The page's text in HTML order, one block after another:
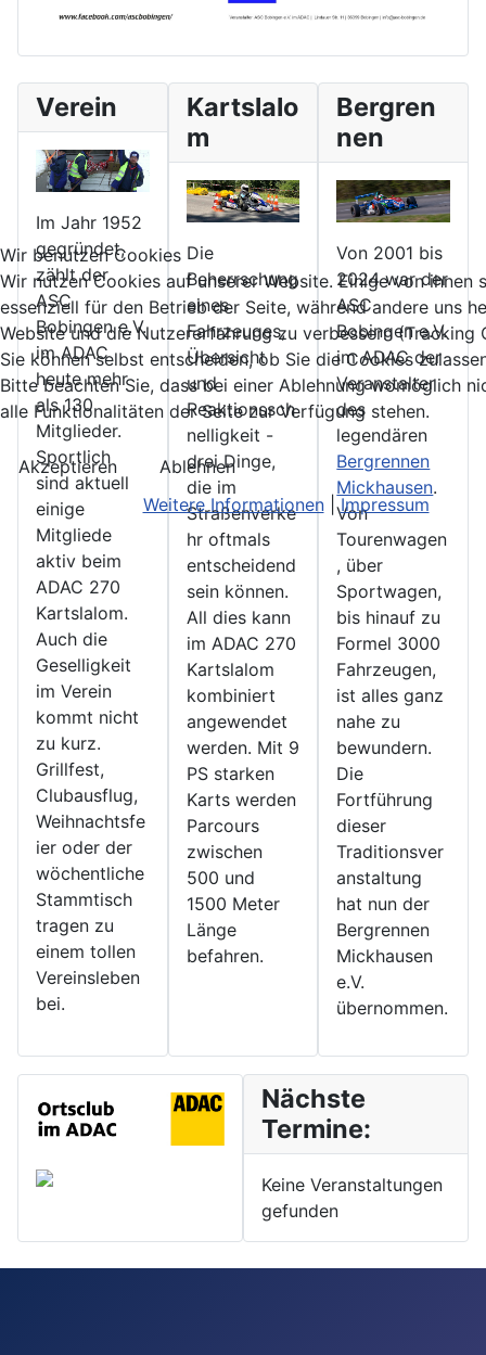
Verein
Im Jahr 1952
gegründet,
zählt der
ASC
Bobingen e.V.
im ADAC
heute mehr
als 130
Mitglieder.
Sportlich
sind aktuell
einige
Mitgliede
aktiv beim
ADAC 270
Kartslalom.
Auch die
Geselligkeit
im Verein
kommt nicht
zu kurz.
Grillfest,
Clubausflug,
Weihnachtsfe
ier oder der
wöchentliche
Stammtisch
tragen zu
einem tollen
Vereinsleben
bei.
Kartslalo
m
Die
Beherrschung
eines
Fahrzeuges,
Übersicht
und
Reaktionssch
nelligkeit -
drei Dinge,
die im
Straßenverke
hr oftmals
entscheidend
sein können.
All dies kann
im ADAC 270
Kartslalom
kombiniert
angewendet
werden. Mit 9
PS starken
Karts werden
Parcours
zwischen
500 und
1500 Meter
Länge
befahren.
Bergren
nen
Von 2001 bis
2024 war der
ASC
Bobingen e.V.
im ADAC der
Veranstalter
des
legendären
Bergrennen
Mickhausen.
Von
Tourenwagen
, über
Sportwagen,
bis hinauf zu
Formel 3000
Fahrzeugen,
ist alles ganz
nahe zu
bewundern.
Die
Fortführung
dieser
Traditionsver
anstaltung
hat nun der
Bergrennen
Mickhausen
e.V.
übernommen.
Nächste
Termine:
Keine Veranstaltungen
gefunden
Wir benutzen Cookies
Wir nutzen Cookies auf unserer Website. Einige von ihnen
essenziell für den Betrieb der Seite, während andere uns
Website und die Nutzererfahrung zu verbessern (Tracking
Sie können selbst entscheiden, ob Sie die Cookies
Bitte beachten Sie, dass bei einer Ablehnung womöglich
alle Funktionalitäten der Seite zur Verfügung stehen.
Akzeptieren
Ablehnen
Weitere Informationen|Impressum